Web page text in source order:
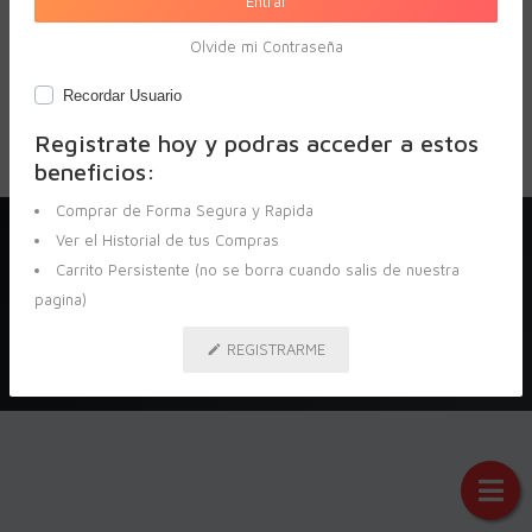
Olvide mi Contraseña
Recordar Usuario
Registrate hoy y podras acceder a estos
beneficios:
Comprar de Forma Segura y Rapida
Ver el Historial de tus Compras
Carrito Persistente (no se borra cuando salis de nuestra
pagina)
REGISTRARME
Contacto
Seguinos en Redes Sociales
© Copyright 2020Pegasus Ecommerce
Diseñado por Sistema Pegasus